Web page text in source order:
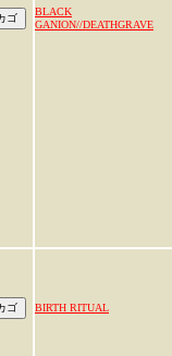
BLACK
GANION//DEATHGRAVE
BIRTH RITUAL